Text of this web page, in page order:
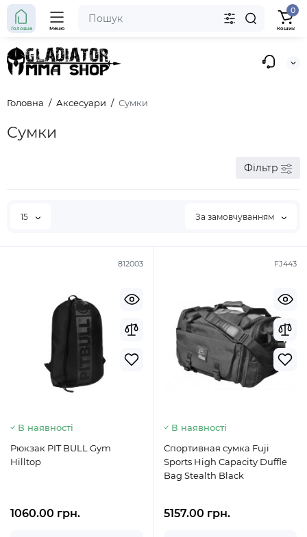
Головна Меню
0
Кошик
Головна Аксесуари Сумки
Сумки
Фільтр
15 За замовчуванням
812003
В наявності
Рюкзак PIT BULL Gym
Hilltop
1060.00 грн.
FJ443
В наявності
Спортивная сумка Fuji
Sports High Capacity Duffle
Bag Stealth Black
5157.00 грн.